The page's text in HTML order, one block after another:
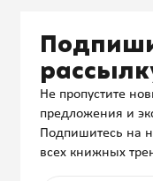
Не пропустите
предложения и
Подпишитесь на
всех книжных